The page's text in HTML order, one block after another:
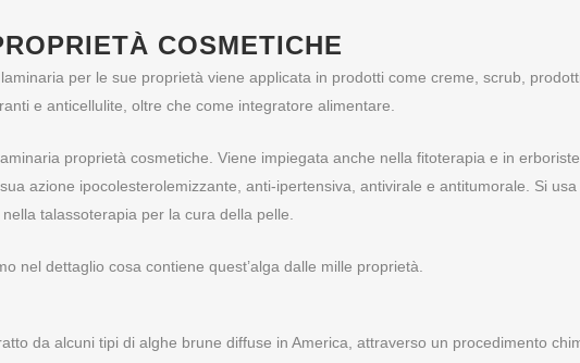
COSMETICHE
laminaria per le sue proprietà viene applicata in prodotti come creme, scrub, prodotti
e anticellulite, oltre che come integratore alimentare.
proprietà cosmetiche. Viene impiegata anche nella fitoterapia e in
azione ipocolesterolemizzante, anti-ipertensiva, antivirale e antitumorale. Si usa
talassoterapia per la cura della pelle.
nel dettaglio cosa contiene quest’alga dalle mille proprietà.
da alcuni tipi di alghe brune diffuse in America, attraverso un procedimento